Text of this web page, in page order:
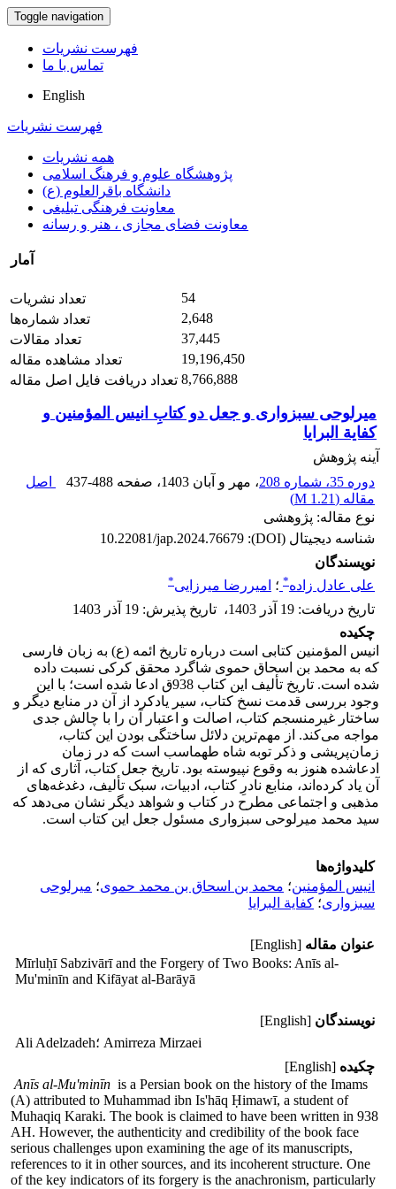
Toggle navigation
فهرست نشریات
تماس با ما
English
فهرست نشریات
همه نشریات
پژوهشگاه علوم و فرهنگ اسلامی
دانشگاه باقرالعلوم (ع)
معاونت فرهنگی تبلیغی
معاونت فضای مجازی ، هنر و رسانه
آمار
تعداد نشریات
54
تعداد شماره‌ها
2,648
تعداد مقالات
37,445
تعداد مشاهده مقاله
19,196,450
تعداد دریافت فایل اصل مقاله 8,766,888
میرلوحی سبزواری و جعل دو کتابِ انیس المؤمنین و
کفایة البرایا
آینه پژوهش
دوره 35، شماره 208
، مهر و آبان 1403 ، صفحه 437-488
اصل
مقاله (1.21 M
)
نوع مقاله: پژوهشی
شناسه دیجیتال (DOI):
10.22081/jap.2024.76679
نویسندگان
علی عادل زاده* ؛ امیررضا میرزایی*
تاریخ دریافت: 19 آذر 1403 ، تاریخ پذیرش: 19 آذر 1403
چکیده
انیس المؤمنین کتابی است درباره تاریخ ائمه (ع) به زبان فارسی
که به محمد بن اسحاق حموی شاگرد محقق کرکی نسبت داده
شده است. تاریخ تألیف این کتاب 938ق ادعا شده است؛ با این
وجود بررسی قدمت نسخ کتاب، سیر یادکرد از آن در منابع دیگر و
ساختار غیرمنسجم کتاب، اصالت و اعتبار آن را با چالش جدی
مواجه می‌کند. از مهم‌ترین دلائل ساختگی بودن این کتاب،
زمان‌پریشی و ذکر توبه شاه طهماسب است که در زمان
ادعاشده هنوز به وقوع نپیوسته بود. تاریخ جعل کتاب، آثاری که از
آن یاد کرده‌اند، منابع نادرِ کتاب، ادبیات، سبک تألیف، دغدغه‌های
مذهبی و اجتماعی مطرح در کتاب و شواهد دیگر نشان می‌دهد که
سید محمد میرلوحی سبزواری مسئول جعل این کتاب است.
کلیدواژه‌ها
انیس المؤمنین؛ محمد بن اسحاق بن محمد حموی؛ میرلوحی
سبزواری؛ کفایة البرایا
عنوان مقاله [English]
Mīrluḥī Sabzivārī and the Forgery of Two Books: Anīs al-
Mu'minīn and Kifāyat al-Barāyā
نویسندگان [English]
Ali Adelzadeh
؛ Amirreza Mirzaei
چکیده [English]
Anīs al-Mu'minīn is a Persian book on the history of the Imams
(A) attributed to Muhammad ibn Is'hāq Ḥimawī, a student of
Muhaqiq Karaki. The book is claimed to have been written in 938
AH. However, the authenticity and credibility of the book face
serious challenges upon examining the age of its manuscripts,
references to it in other sources, and its incoherent structure. One
of the key indicators of its forgery is the anachronism, particularly